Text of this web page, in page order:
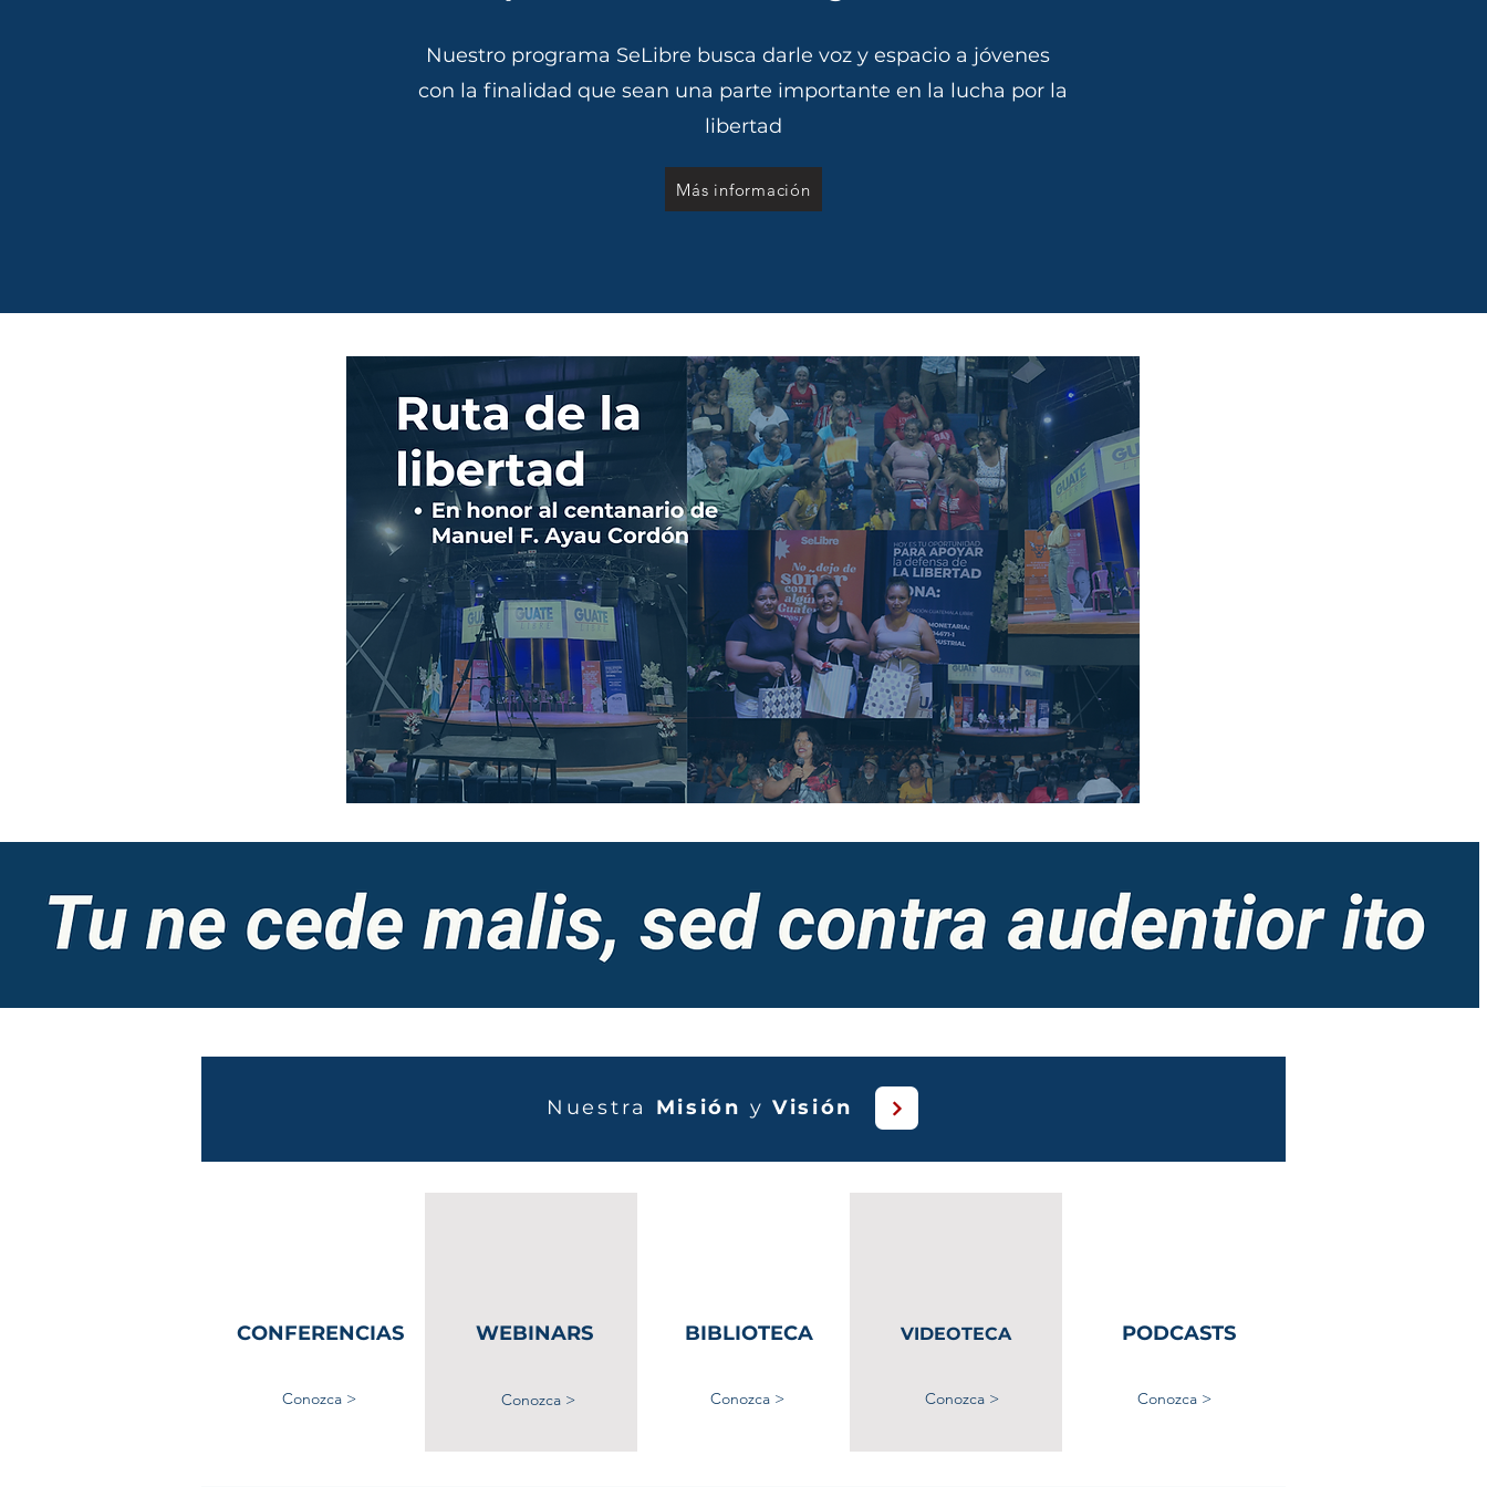
Nuestro programa SeLibre busca darle voz y espacio a jóvenes
con la finalidad que sean una parte importante en la lucha por la
libertad
Más información
Nuestra Misión y Visión
Conozca > Conozca > Conozca >
VIDEOTECA
Conozca > Conozca >
CONFERENCIAS WEBINARS BIBLIOTECA PODCASTS